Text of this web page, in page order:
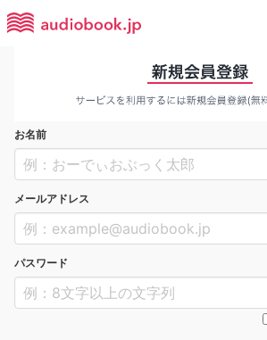
お名前
メールアドレス
パスワード